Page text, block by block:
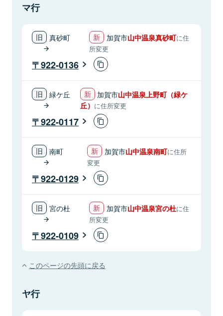
マ行
真砂町 加賀市山中温泉真砂町に住
所変更
922-0136
緑ケ丘 加賀市山中温泉上野町（緑ケ
丘） に住所変更
922-0117
南町 加賀市山中温泉南町に住所
変更
922-0129
宮の杜 加賀市山中温泉宮の杜に住
所変更
922-0109
このページの先頭に戻る
ヤ行